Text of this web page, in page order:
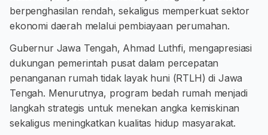
berpenghasilan rendah, sekaligus memperkuat sektor
ekonomi daerah melalui pembiayaan perumahan.
Gubernur Jawa Tengah, Ahmad Luthfi, mengapresiasi
dukungan pemerintah pusat dalam percepatan
penanganan rumah tidak layak huni (RTLH) di Jawa
Tengah. Menurutnya, program bedah rumah menjadi
langkah strategis untuk menekan angka kemiskinan
sekaligus meningkatkan kualitas hidup masyarakat.